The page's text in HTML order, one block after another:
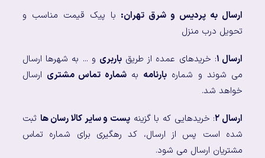
ارسال به پردیس و شرق تهران: با پیک قیمت مناسب و
تحویل درب منزل
ارسال ۱ : خریدهای عمده از طریقباربری و ... به شهرها ارسال
می شوند و شماره بارنامه بهشماره تماس مشتری ارسال
خواهد شد.
ارسال ۲ : خریدهایی که با گزینه پست و سایر کالا رسان ها ثبت
شده است پس از ارسال، کد رهگیری برای شماره تماس
مشتریان ارسال می شود.